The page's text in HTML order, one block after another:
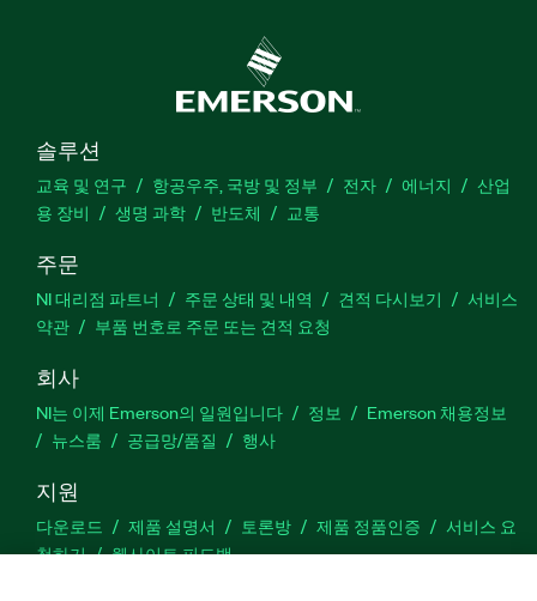
솔루션
교육 및 연구 항공우주, 국방 및 정부 전자 에너지
산업
용 장비
생명 과학 반도체 교통
주문
NI 대리점 파트너 주문 상태 및 내역 견적 다시보기
서비스
약관
부품 번호로 주문 또는 견적 요청
회사
NI는 이제 Emerson의 일원입니다 정보
Emerson 채용정보
뉴스룸
공급망/품질 행사
지원
다운로드 제품 설명서 토론방 제품 정품인증
서비스 요
청하기
웹사이트 피드백